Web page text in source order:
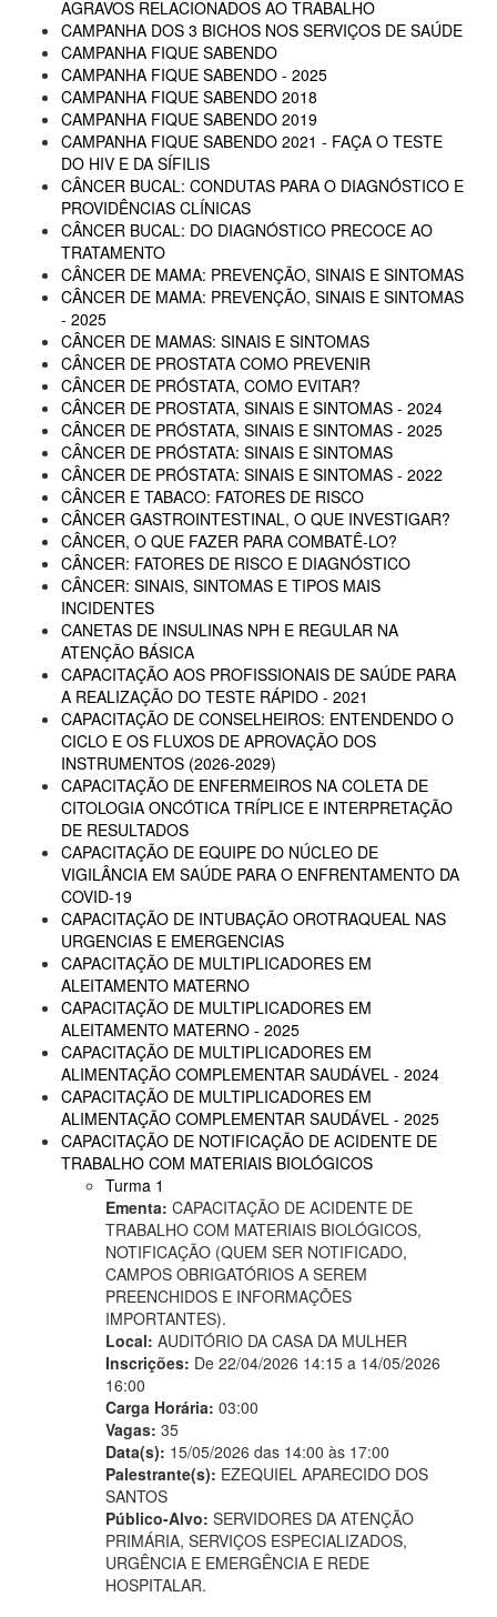
AGRAVOS RELACIONADOS AO TRABALHO
CAMPANHA DOS 3 BICHOS NOS SERVIÇOS DE SAÚDE
CAMPANHA FIQUE SABENDO
CAMPANHA FIQUE SABENDO - 2025
CAMPANHA FIQUE SABENDO 2018
CAMPANHA FIQUE SABENDO 2019
CAMPANHA FIQUE SABENDO 2021 - FAÇA O TESTE
DO HIV E DA SÍFILIS
CÂNCER BUCAL: CONDUTAS PARA O DIAGNÓSTICO E
PROVIDÊNCIAS CLÍNICAS
CÂNCER BUCAL: DO DIAGNÓSTICO PRECOCE AO
TRATAMENTO
CÂNCER DE MAMA: PREVENÇÃO, SINAIS E SINTOMAS
CÂNCER DE MAMA: PREVENÇÃO, SINAIS E SINTOMAS
- 2025
CÂNCER DE MAMAS: SINAIS E SINTOMAS
CÂNCER DE PROSTATA COMO PREVENIR
CÂNCER DE PRÓSTATA, COMO EVITAR?
CÂNCER DE PROSTATA, SINAIS E SINTOMAS - 2024
CÂNCER DE PRÓSTATA, SINAIS E SINTOMAS - 2025
CÂNCER DE PRÓSTATA: SINAIS E SINTOMAS
CÂNCER DE PRÓSTATA: SINAIS E SINTOMAS - 2022
CÂNCER E TABACO: FATORES DE RISCO
CÂNCER GASTROINTESTINAL, O QUE INVESTIGAR?
CÂNCER, O QUE FAZER PARA COMBATÊ-LO?
CÂNCER: FATORES DE RISCO E DIAGNÓSTICO
CÂNCER: SINAIS, SINTOMAS E TIPOS MAIS
INCIDENTES
CANETAS DE INSULINAS NPH E REGULAR NA
ATENÇÃO BÁSICA
CAPACITAÇÃO AOS PROFISSIONAIS DE SAÚDE PARA
A REALIZAÇÃO DO TESTE RÁPIDO - 2021
CAPACITAÇÃO DE CONSELHEIROS: ENTENDENDO O
CICLO E OS FLUXOS DE APROVAÇÃO DOS
INSTRUMENTOS (2026-2029)
CAPACITAÇÃO DE ENFERMEIROS NA COLETA DE
CITOLOGIA ONCÓTICA TRÍPLICE E INTERPRETAÇÃO
DE RESULTADOS
CAPACITAÇÃO DE EQUIPE DO NÚCLEO DE
VIGILÂNCIA EM SAÚDE PARA O ENFRENTAMENTO DA
COVID-19
CAPACITAÇÃO DE INTUBAÇÃO OROTRAQUEAL NAS
URGENCIAS E EMERGENCIAS
CAPACITAÇÃO DE MULTIPLICADORES EM
ALEITAMENTO MATERNO
CAPACITAÇÃO DE MULTIPLICADORES EM
ALEITAMENTO MATERNO - 2025
CAPACITAÇÃO DE MULTIPLICADORES EM
ALIMENTAÇÃO COMPLEMENTAR SAUDÁVEL - 2024
CAPACITAÇÃO DE MULTIPLICADORES EM
ALIMENTAÇÃO COMPLEMENTAR SAUDÁVEL - 2025
CAPACITAÇÃO DE NOTIFICAÇÃO DE ACIDENTE DE
TRABALHO COM MATERIAIS BIOLÓGICOS
Turma 1
Ementa: CAPACITAÇÃO DE ACIDENTE DE
TRABALHO COM MATERIAIS BIOLÓGICOS,
NOTIFICAÇÃO (QUEM SER NOTIFICADO,
CAMPOS OBRIGATÓRIOS A SEREM
PREENCHIDOS E INFORMAÇÕES
IMPORTANTES).
Local: AUDITÓRIO DA CASA DA MULHER
Inscrições: De 22/04/2026 14:15 a 14/05/2026
16:00
Carga Horária: 03:00
Vagas: 35
Data(s): 15/05/2026 das 14:00 às 17:00
Palestrante(s): EZEQUIEL APARECIDO DOS
SANTOS
Público-Alvo: SERVIDORES DA ATENÇÃO
PRIMÁRIA, SERVIÇOS ESPECIALIZADOS,
URGÊNCIA E EMERGÊNCIA E REDE
HOSPITALAR.